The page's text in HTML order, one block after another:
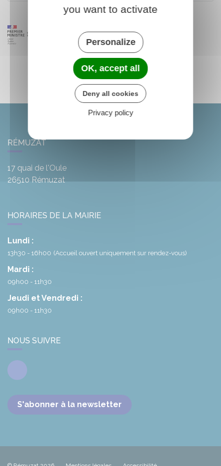
RÉMUZAT
17 quai de l'Oule
26510 Rémuzat
HORAIRES DE LA MAIRIE
Lundi :
13h30 - 16h00 (Accueil ouvert uniquement sur rendez-vous)
Mardi :
09h00 - 11h30
Jeudi et Vendredi :
09h00 - 11h30
NOUS SUIVRE
Facebook
S'abonner à la newsletter
you want to activate
Personalize
OK, accept all
Deny all cookies
Privacy policy